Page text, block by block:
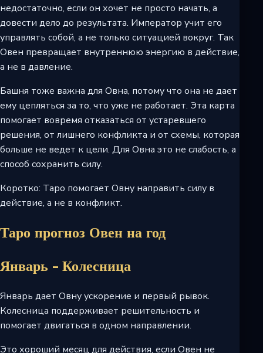
недостаточно, если он хочет не просто начать, а
довести дело до результата. Император учит его
управлять собой, а не только ситуацией вокруг. Так
Овен превращает внутреннюю энергию в действие,
а не в давление.
Башня тоже важна для Овна, потому что она не дает
ему цепляться за то, что уже не работает. Эта карта
помогает вовремя отказаться от устаревшего
решения, от лишнего конфликта и от схемы, которая
больше не ведет к цели. Для Овна это не слабость, а
способ сохранить силу.
Коротко: Таро помогает Овну направить силу в
действие, а не в конфликт.
Таро прогноз Овен на год
Январь - Колесница
Январь дает Овну ускорение и первый рывок.
Колесница поддерживает решительность и
помогает двигаться в одном направлении.
Это хороший месяц для действия, если Овен не